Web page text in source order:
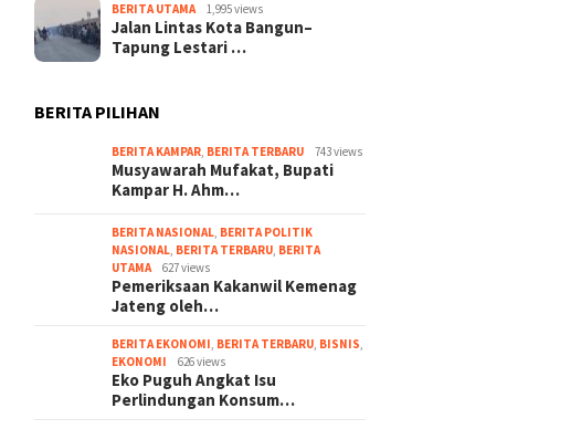
BERITA UTAMA 1,995 views
Jalan Lintas Kota Bangun–
Tapung Lestari …
BERITA PILIHAN
BERITA KAMPAR, BERITA TERBARU 743 views
Musyawarah Mufakat, Bupati
Kampar H. Ahm…
BERITA NASIONAL, BERITA POLITIK
NASIONAL, BERITA TERBARU, BERITA
UTAMA
627 views
Pemeriksaan Kakanwil Kemenag
Jateng oleh…
BERITA EKONOMI, BERITA TERBARU, BISNIS,
EKONOMI
626 views
Eko Puguh Angkat Isu
Perlindungan Konsum…